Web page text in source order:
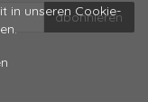
in unseren Cookie-
abonnieren